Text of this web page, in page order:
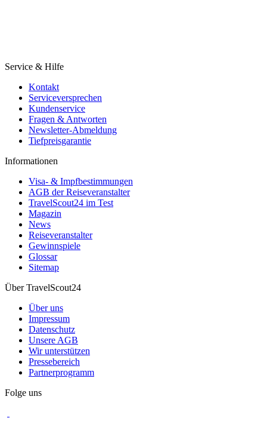
Service & Hilfe
Kontakt
Serviceversprechen
Kundenservice
Fragen & Antworten
Newsletter-Abmeldung
Tiefpreisgarantie
Informationen
Visa- & Impfbestimmungen
AGB der Reiseveranstalter
TravelScout24 im Test
Magazin
News
Reiseveranstalter
Gewinnspiele
Glossar
Sitemap
Über TravelScout24
Über uns
Impressum
Datenschutz
Unsere AGB
Wir unterstützen
Pressebereich
Partnerprogramm
Folge uns